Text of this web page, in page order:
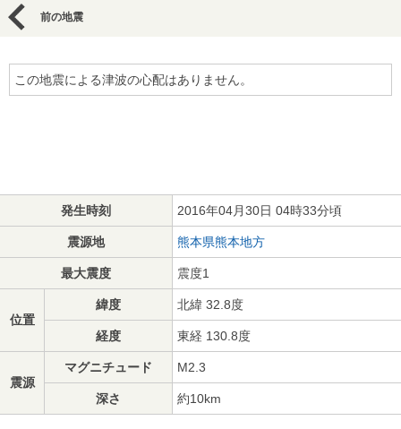
前の地震
この地震による津波の心配はありません。
発生時刻 2016年04月30日 04時33分頃
震源地 熊本県熊本地方
最大震度 震度1
位置
緯度 北緯 32.8度
経度 東経 130.8度
震源
マグニチュード M2.3
深さ 約10km